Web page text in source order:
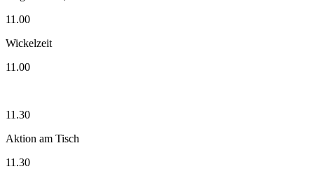
11.00
Wickelzeit
11.00
11.30
Aktion am Tisch
11.30